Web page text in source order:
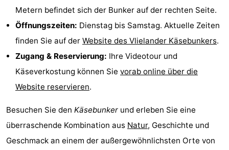
Metern befindet sich der Bunker auf der rechten Seite.
Öffnungszeiten: Dienstag bis Samstag. Aktuelle Zeiten
finden Sie auf der Website des Vlielander Käsebunkers.
Zugang & Reservierung: Ihre Videotour und
Käseverkostung können Sie vorab online über die
Website reservieren.
Besuchen Sie den Käsebunker und erleben Sie eine
überraschende Kombination aus Natur, Geschichte und
Geschmack an einem der außergewöhnlichsten Orte von